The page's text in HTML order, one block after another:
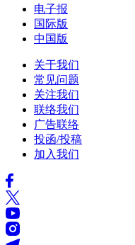
电子报
国际版
中国版
关于我们
常见问题
关注我们
联络我们
广告联络
投函/投稿
加入我们